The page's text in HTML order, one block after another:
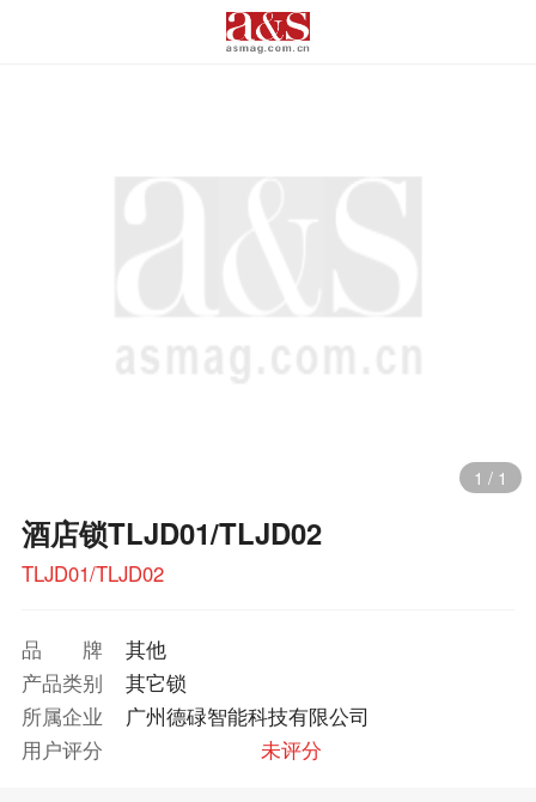
1 / 1
酒店锁TLJD01/TLJD02
TLJD01/TLJD02
品牌
其他
产品类别
其它锁
所属企业
广州德碌智能科技有限公司
用户评分
未评分